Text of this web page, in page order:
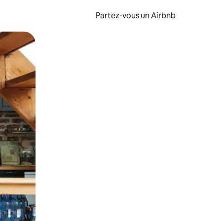
Partez-vous un Airbnb
en les faisant glisser.